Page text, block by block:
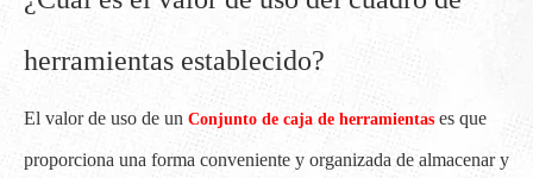
herramientas establecido?
El valor de uso de un Conjunto de caja de herramientas es que
proporciona una forma conveniente y organizada de almacenar y